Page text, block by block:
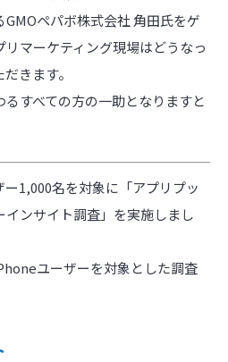
ペパボ株式会社 角田氏をゲ
マーケティング現場はどうなっ
きます。
すべての方の一助となりますと
1,000名を対象に「アプリプッ
ンサイト調査」を実施しまし
ユーザーを対象とした調査